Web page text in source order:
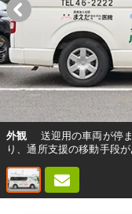
外観
送迎用の車両が停
り、通所支援の移動手段